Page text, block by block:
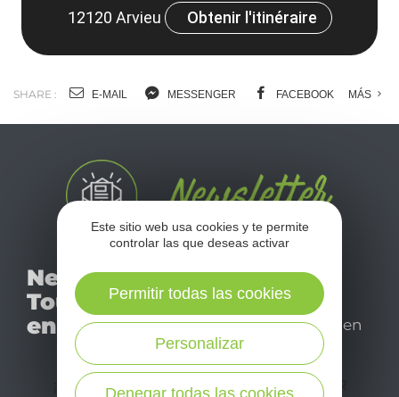
12120 Arvieu
Obtenir l'itinéraire
SHARE : E-MAIL MESSENGER FACEBOOK MÁS
Newsletter
Tourismo
en Aveyron
mensual newsletter y
déjese inspirar para
disfrutar de su estancia en
el Aveyron.
¡SUSCRÍBASE A NUESTRO NEWSLETTER
Este sitio web usa cookies y te permite
controlar las que deseas activar
Denegar todas las cookies
Personalizar
Permitir todas las cookies